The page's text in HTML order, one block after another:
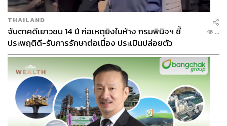
THAILAND
จับตาคดีเยาวชน 14 ปี ก่อเหตุยิงในห้าง กรมพินิจฯ ชี้
ประพฤติดี-รับการรักษาต่อเนื่อง ประเมินปล่อยตัว
...